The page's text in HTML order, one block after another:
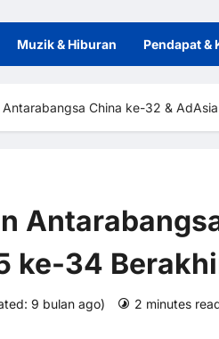
Muzik & Hiburan Pendapat &
Antarabangsa China ke-32 &
ke-34
9 bulan ago) 2 minutes